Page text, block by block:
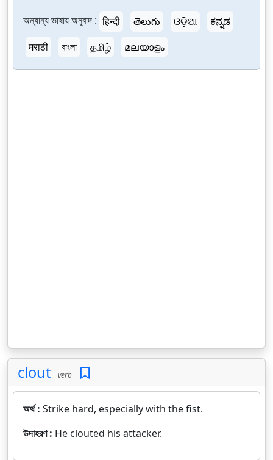
অন্যান্য ভাষায় অনুবাদ : हिन्दी తెలుగు ଓଡ଼ିଆ
ಕನ್ನಡ
मराठी
বাংলা தமிழ் മലയാളം
clout verb
অর্থ : Strike hard, especially with the fist.
উদাহরণ : He clouted his attacker.